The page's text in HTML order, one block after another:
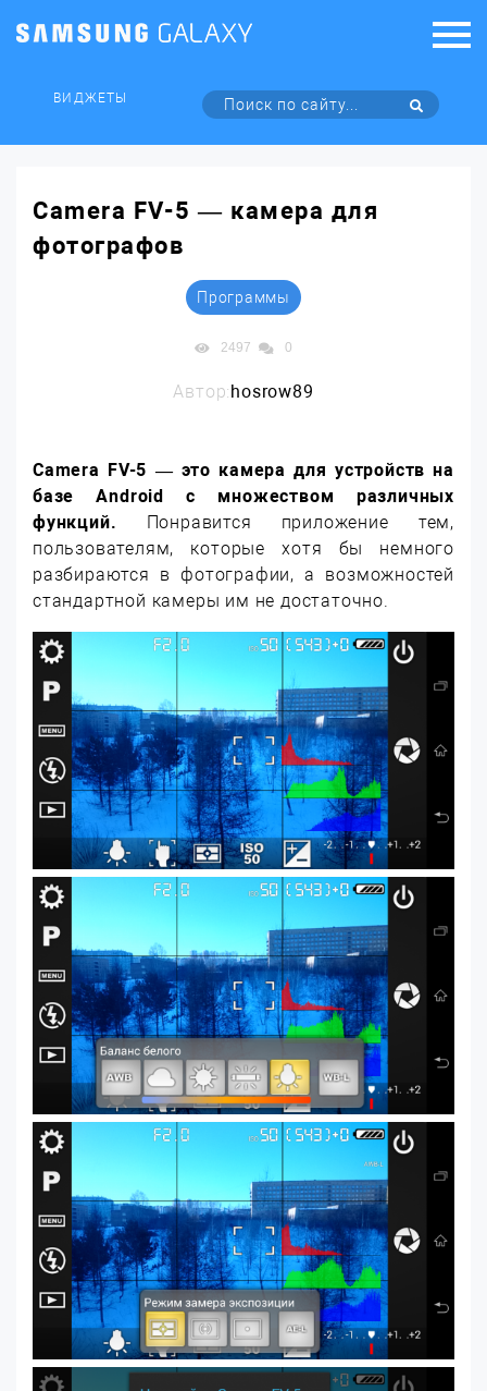
ВИДЖЕТЫ
Camera FV-5 — камера для
фотографов
Программы
2497 0
Автор:hosrow89
Camera FV-5 — это камера для устройств на
базе Android с множеством различных
функций. Понравится приложение тем,
пользователям, которые хотя бы немного
разбираются в фотографии, а возможностей
стандартной камеры им не достаточно.